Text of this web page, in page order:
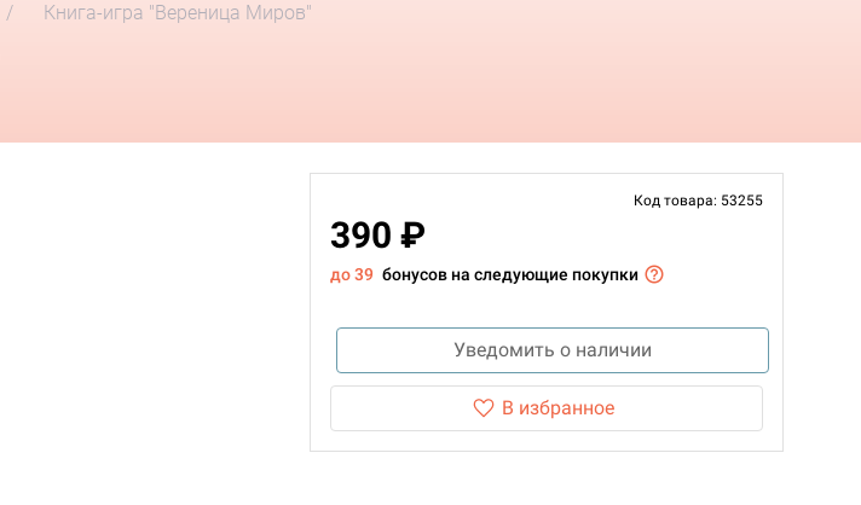
Книга-игра "Вереница Миров"
Код товара: 53255
390 ₽
до 39 бонусов на следующие покупки
Уведомить о наличии
В избранное